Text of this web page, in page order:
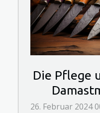
Die Pflege
Anleitung
26. Februar 2024